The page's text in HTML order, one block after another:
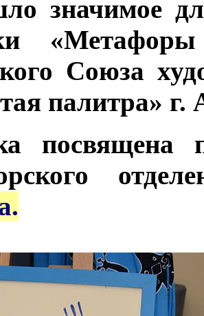
значимое
Союза
палитра» г.
посвящена